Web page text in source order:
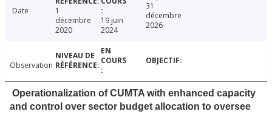
Date
1
décembre
2020
19 juin
2024
31
décembre
2026
Observation
Operationalization of CUMTA with enhanced capacity
and control over sector budget allocation to oversee